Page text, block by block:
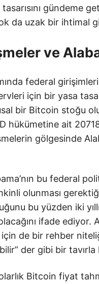
gündeme
da uzak bir ihtimal
ve
federal
için bir yasa
bir Bitcoin stoğu
hükümetine ait
gölgesinde
bu federal
olunması
bu yüzden iki
ifade ediyor.
için de bir rehber
der gibi bir
Bitcoin fiyat